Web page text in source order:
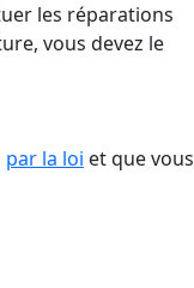
les réparations
vous devez le
par la loi et que vous